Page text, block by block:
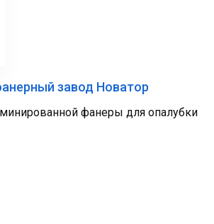
завод Новатор
фанеры для опалубки